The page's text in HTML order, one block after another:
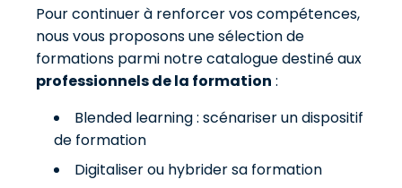
Pour continuer à renforcer vos compétences,
nous vous proposons une sélection de
formations parmi notre catalogue destiné aux
professionnels de la formation :
Blended learning : scénariser un dispositif
de formation
Digitaliser ou hybrider sa formation